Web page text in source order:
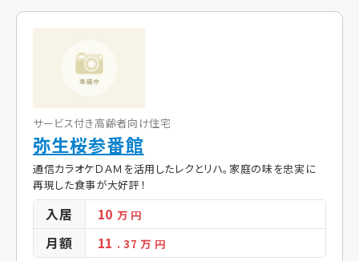
サービス付き高齢者向け住宅
弥生桜参番館
通信カラオケＤＡＭを活用したレクとリハ。家庭の味を忠実に
再現した食事が大好評！
入居 10万 円
月額 11 . 37万 円